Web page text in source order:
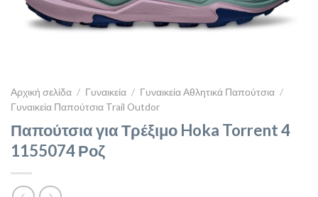
Αρχική σελίδα / Γυναικεία / Γυναικεία Αθλητικά Παπούτσια /
Γυναικεία Παπούτσια Trail Outdor
Παπούτσια για Τρέξιμο Hoka Torrent 4
1155074 Ροζ